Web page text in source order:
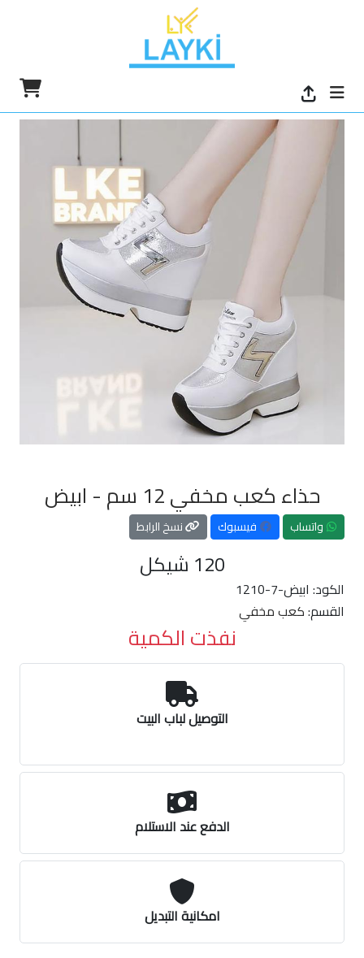
حذاء كعب مخفي 12 سم - ابيض
واتساب فيسبوك نسخ الرابط
120 شيكل
الكود: 1210-7-ابيض
القسم:كعب مخفي
نفذت الكمية
التوصيل لباب البيت
الدفع عند الاستلام
امكانية التبديل